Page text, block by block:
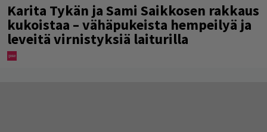
Karita Tykän ja Sami Saikkosen rakkaus
kukoistaa – vähäpukeista hempeilyä ja
leveitä virnistyksiä laiturilla